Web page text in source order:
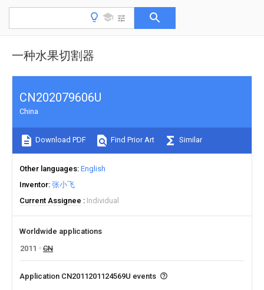
一种水果切割器
CN202079606U
China
Download PDF Find Prior Art Similar
Other languages English
Inventor 张小飞
Current Assignee
Individual
Worldwide applications
2011
CN
Application CN2011201124569U events